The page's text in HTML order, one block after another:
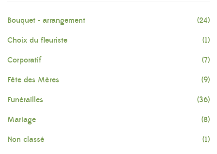
Bouquet - arrangement (24)
Choix du fleuriste (1)
Corporatif (7)
Fête des Mères (9)
Funérailles (36)
Mariage (8)
Non classé (1)